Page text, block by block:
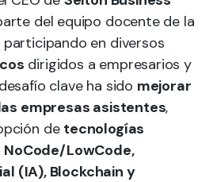
del equipo docente de la
participando en diversos
dirigidos a empresarios y
clave ha sido mejorar
empresas asistentes,
de tecnologías
NoCode/LowCode,
(IA), Blockchain y